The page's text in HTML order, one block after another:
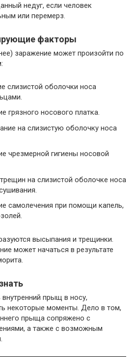
недуг, если человек
или перемерз.
факторы
заражение может произойти по
слизистой оболочки носа
грязного носового платка.
на слизистую оболочку носа
чрезмерной гигиены носовой
на слизистой оболочке носа
самолечения при помощи капель,
высыпания и трещинки.
может начаться в результате
прыщ в носу,
некоторые моменты. Дело в том,
прыща сопряжено с
а также с возможным